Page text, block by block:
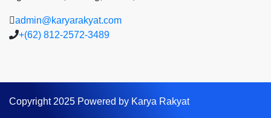
admin@karyarakyat.com
+(62) 812-2572-3489
Copyright 2025 Powered by Karya Rakyat